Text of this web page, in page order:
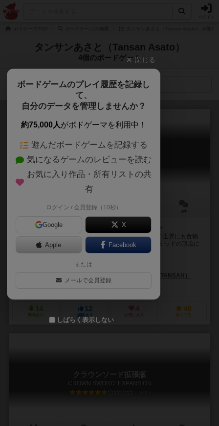
タンサンあさと（Tansan Asato）
4個のボードゲーム
検索メニュー
モンスタービオトープ
Monster Biotope
30分前後
生態系を積み上げてクリアを目指す！協力カードゲーム
ここは我々の知る地球とは別のファンタジー世界。この世界にも食物
連鎖が存在します。 王様モンスターが食物連鎖のピラミッドの頂点に
君臨する時、この世界に完璧なビオトープが形成さ...
なかたりゅうせい（ryusei nakata）
タンサン（TANSAN）
14
興味あり
12
経験あり お気に入り
48
持ってる
クラウンソード拡張版
CROWN SWORD: EXPANSION
6.3
閉じる
ボードゲームのプレイ履歴を記録し
て、
自分のデータを管理しませんか？
約75,000人がボドゲーマを利用中！
遊んだボードゲームを記録する
気になるゲームのレビューを読む
お気に入り作品・所有リストの共
有
ログイン / 会員登録（10秒）
Google X
Apple Facebook
または
メールで会員登録
しばらく表示しない